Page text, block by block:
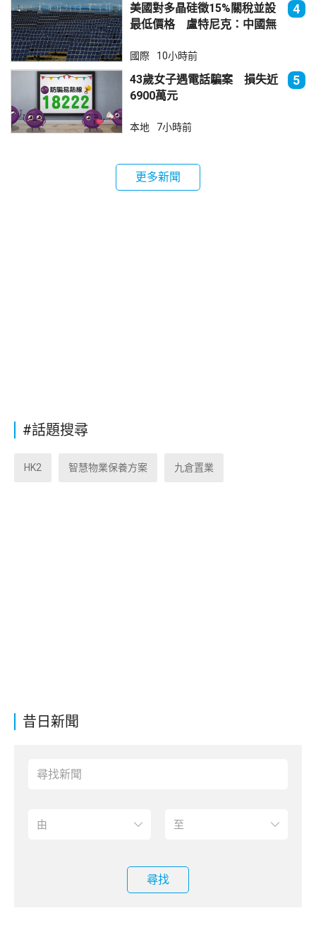
昔日新聞
尋找
美國對多晶硅徵15%關稅並設
最低價格 盧特尼克：中國無
4
國際 10小時前
43歲女子遇電話騙案 損失近
6900萬元
5
本地 7小時前
更多新聞
#話題搜尋
HK2 智慧物業保養方案 九倉置業